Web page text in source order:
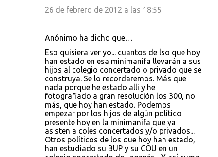
26 de febrero de 2012 a las 18:55
Anónimo ha dicho que…
Eso quisiera ver yo... cuantos de lso que hoy
han estado en esa minimanifa llevarán a sus
hijos al colegio concertado o privado que se
construya. Se lo recordaremos. Más que
nada porque he estado alli y he
fotografiado a gran resolución los 300, no
más, que hoy han estado. Podemos
empezar por los hijos de algún político
presente hoy en la minimanifa que ya
asisten a coles concertados y/o privados...
Otros políticos de los que hoy han estado,
han estudiado su BUP y su COU en un